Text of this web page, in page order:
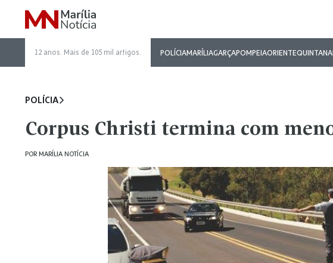
12 anos. Mais de 105 mil artigos. POLÍCIAMARÍLIAGARÇAPOMPEIAORIENTEQUINTANA
POLÍCIA
Corpus Christi termina com
POR MARÍLIA NOTÍCIA